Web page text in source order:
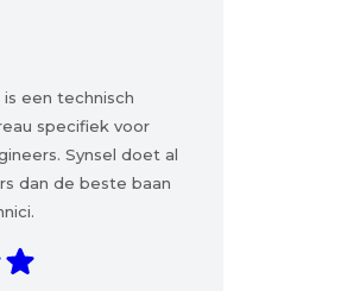
een technisch
specifiek voor
Synsel doet al
dan de beste baan